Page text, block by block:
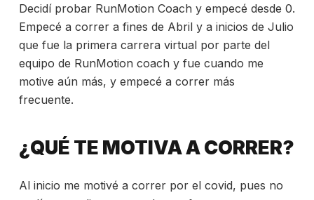
Decidí probar RunMotion Coach y empecé desde 0.
Empecé a correr a fines de Abril y a inicios de Julio
que fue la primera carrera virtual por parte del
equipo de RunMotion coach y fue cuando me
motive aún más, y empecé a correr más
frecuente.
¿QUÉ TE MOTIVA A CORRER?
Al inicio me motivé a correr por el covid, pues no